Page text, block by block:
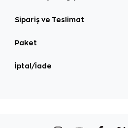
Sipariş ve Teslimat
Paket
İptal/İade